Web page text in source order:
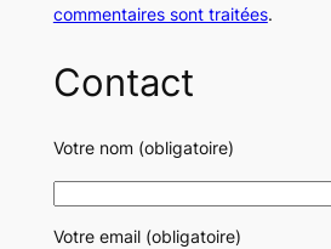
commentaires sont traitées.
Contact
Votre nom (obligatoire)
Votre email (obligatoire)